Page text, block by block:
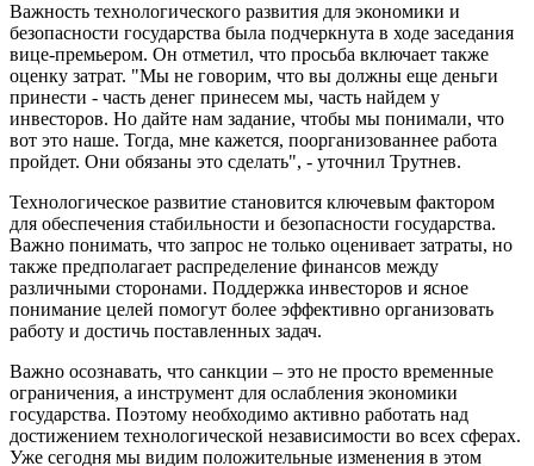
Важность технологического развития для экономики и
безопасности государства была подчеркнута в ходе заседания
вице-премьером. Он отметил, что просьба включает также
оценку затрат. "Мы не говорим, что вы должны еще деньги
принести - часть денег принесем мы, часть найдем у
инвесторов. Но дайте нам задание, чтобы мы понимали, что
вот это наше. Тогда, мне кажется, поорганизованнее работа
пройдет. Они обязаны это сделать", - уточнил Трутнев.
Технологическое развитие становится ключевым фактором
для обеспечения стабильности и безопасности государства.
Важно понимать, что запрос не только оценивает затраты, но
также предполагает распределение финансов между
различными сторонами. Поддержка инвесторов и ясное
понимание целей помогут более эффективно организовать
работу и достичь поставленных задач.
Важно осознавать, что санкции – это не просто временные
ограничения, а инструмент для ослабления экономики
государства. Поэтому необходимо активно работать над
достижением технологической независимости во всех сферах.
Уже сегодня мы видим положительные изменения в этом